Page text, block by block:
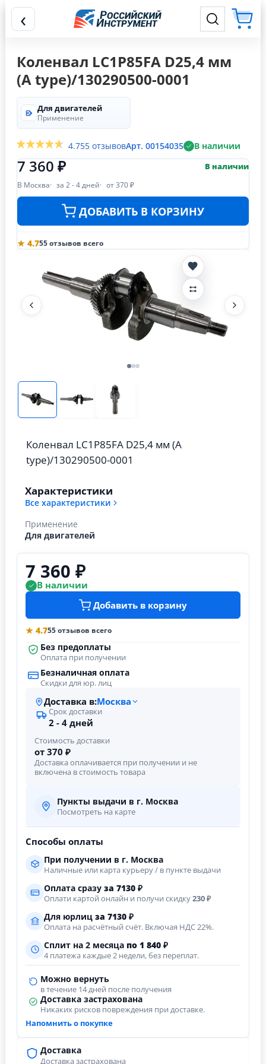
‹
Коленвал LC1P85FA D25,4 мм
(A type)/130290500-0001
Для двигателей
Применение
4.755 отзывовАрт. 00154035 В наличии
7 360 ₽ В наличии
В Москва за 2 - 4 дней от 370 ₽
ДОБАВИТЬ В КОРЗИНУ
★ 4.755 отзывов всего
Коленвал LC1P85FA D25,4 мм (A
type)/130290500-0001
Характеристики
Все характеристики
Применение
Для двигателей
Доставка
Доставка застрахована
7 360 ₽
В наличии
Добавить в корзину
★ 4.755 отзывов всего
Без предоплаты
Оплата при получении
Безналичная оплата
Скидки для юр. лиц
Доставка в:Москва
Срок доставки
2 - 4 дней
Стоимость доставки
от 370 ₽
Доставка оплачивается при получении и не
включена в стоимость товара
Пункты выдачи в г. Москва
Посмотреть на карте
Способы оплаты
При получении в г. Москва
Наличные или карта курьеру / в пункте выдачи
Оплата сразу за 7130 ₽
Оплати картой онлайн и получи скидку230 ₽
Для юрлиц за 7130 ₽
Оплата на расчётный счёт. Включая НДС 22%.
Сплит на 2 месяца по 1 840 ₽
4 платежа каждые 2 недели, без переплат.
Можно вернуть
в течение 14 дней после получения
Доставка застрахована
Никаких рисков повреждения при доставке.
Напомнить о покупке